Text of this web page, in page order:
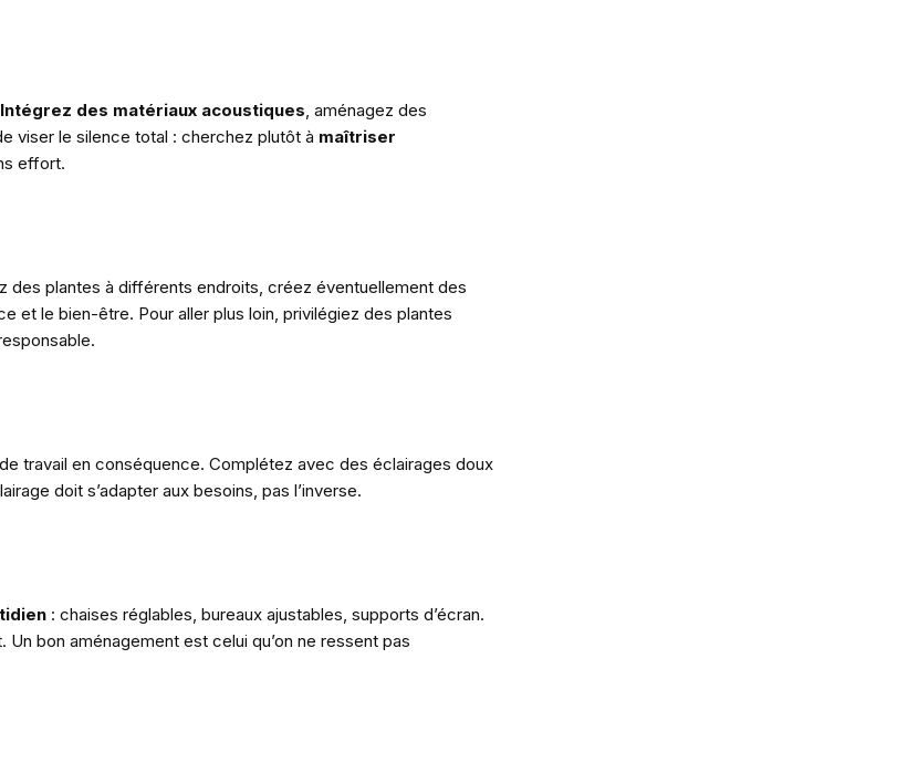
Intégrez des matériaux acoustiques, aménagez des
viser le silence total : cherchez plutôt à maîtriser
effort.
des plantes à différents endroits, créez éventuellement des
et le bien-être. Pour aller plus loin, privilégiez des plantes
travail en conséquence. Complétez avec des éclairages doux
doit s’adapter aux besoins, pas l’inverse.
: chaises réglables, bureaux ajustables, supports d’écran.
bon aménagement est celui qu’on ne ressent pas